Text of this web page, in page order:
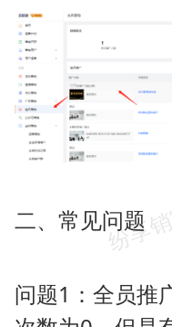
二、常见问题
问题1：全员推